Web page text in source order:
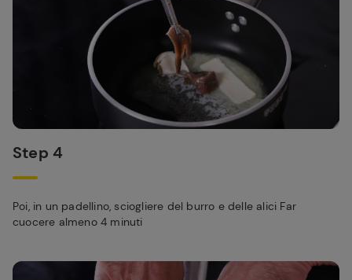
Step 4
Poi, in un padellino, sciogliere del burro e delle alici Far
cuocere almeno 4 minuti